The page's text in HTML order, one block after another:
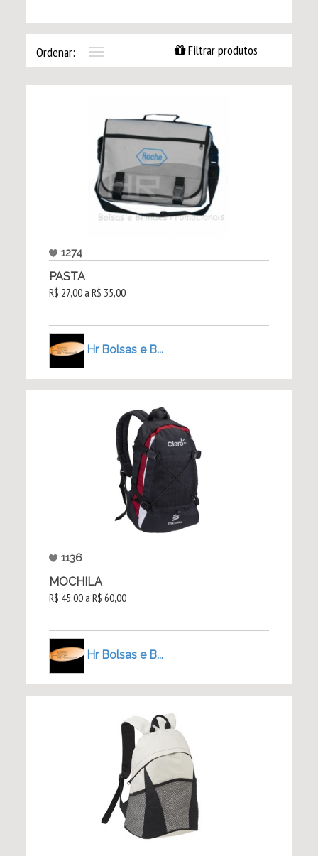
Ordenar:
Toggle
navigation
Filtrar produtos
1274
PASTA
R$ 27,00 a R$ 35,00
Hr Bolsas e B...
1136
MOCHILA
R$ 45,00 a R$ 60,00
Hr Bolsas e B...